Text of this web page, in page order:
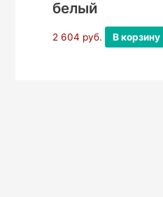
белый
2 604 руб. В корзину